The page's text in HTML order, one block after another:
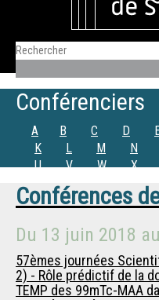
Conférenciers
A B C D
K
L M N
U
V W X
Conférences
Du 13 juin 2018 au
57èmes journées
2) - Rôle prédictif de la
TEMP des 99mTc-MAA